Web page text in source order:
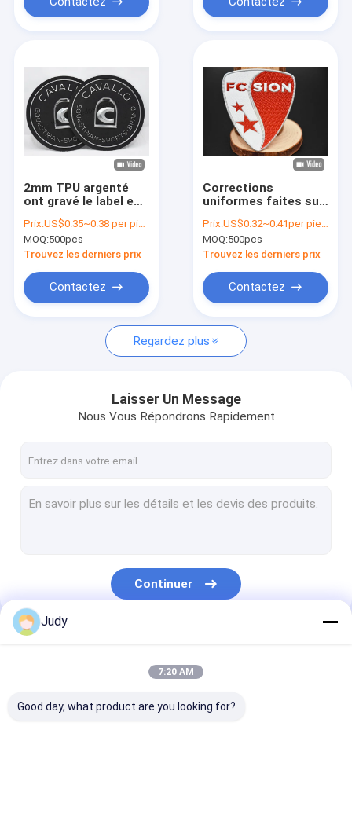
Produits
Vidéos
À propos de nous
Nous contacter
Nouvelles
Corrections de relief
Chaleur les labels d'habillement de transfert
Correction faite sur commande d'habillement
Corrections de vêtement
Labels en caoutchouc de silicone
2mm TPU argenté
ont gravé le label en
noir 3D des
corrections OEKO
Prix:US$0.35~0.38 per piece
MOQ:500pcs
Trouvez les derniers prix
Contactez
Corrections
uniformes faites sur
l'habillement TPU, fer
de presse de la
chaleur sur des
Prix:US$0.32~0.41per piece
MOQ:500pcs
Trouvez les derniers prix
Contactez
Regardez plus
Laisser Un Message
Nous Vous Répondrons Rapidement
Continuer
Nos Catégories
Judy
7:20 AM
Good day, what product are you looking for?